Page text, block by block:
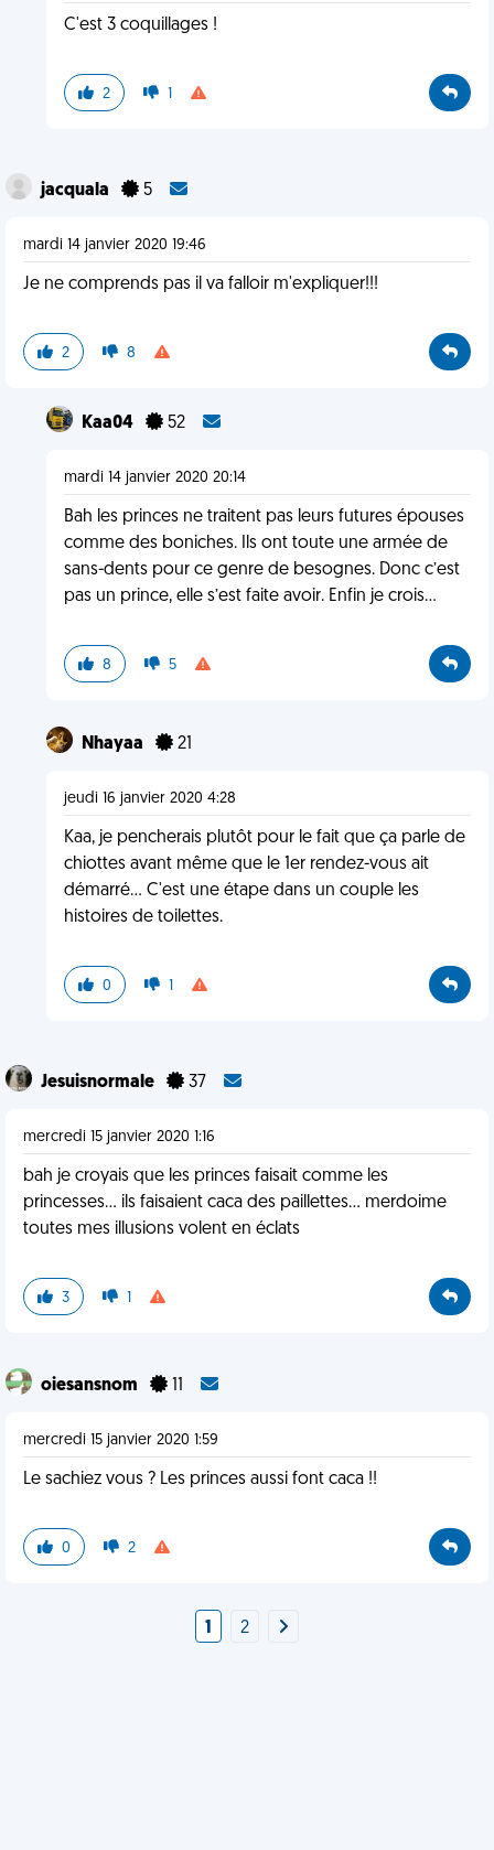
C'est 3 coquillages !
2 1
jacquala 5
mardi 14 janvier 2020 19:46
Je ne comprends pas il va falloir m'expliquer!!!
2 8
Kaa04 52
mardi 14 janvier 2020 20:14
Bah les princes ne traitent pas leurs futures épouses
comme des boniches. Ils ont toute une armée de
sans-dents pour ce genre de besognes. Donc c’est
pas un prince, elle s’est faite avoir. Enfin je crois...
8 5
Nhayaa 21
jeudi 16 janvier 2020 4:28
Kaa, je pencherais plutôt pour le fait que ça parle de
chiottes avant même que le 1er rendez-vous ait
démarré... C'est une étape dans un couple les
histoires de toilettes.
0 1
Jesuisnormale 37
mercredi 15 janvier 2020 1:16
bah je croyais que les princes faisait comme les
princesses... ils faisaient caca des paillettes... merdoime
toutes mes illusions volent en éclats
3 1
oiesansnom
mercredi 15 janvier 2020 1:59
Le sachiez vous ? Les princes aussi font caca !!
0 2
1 2